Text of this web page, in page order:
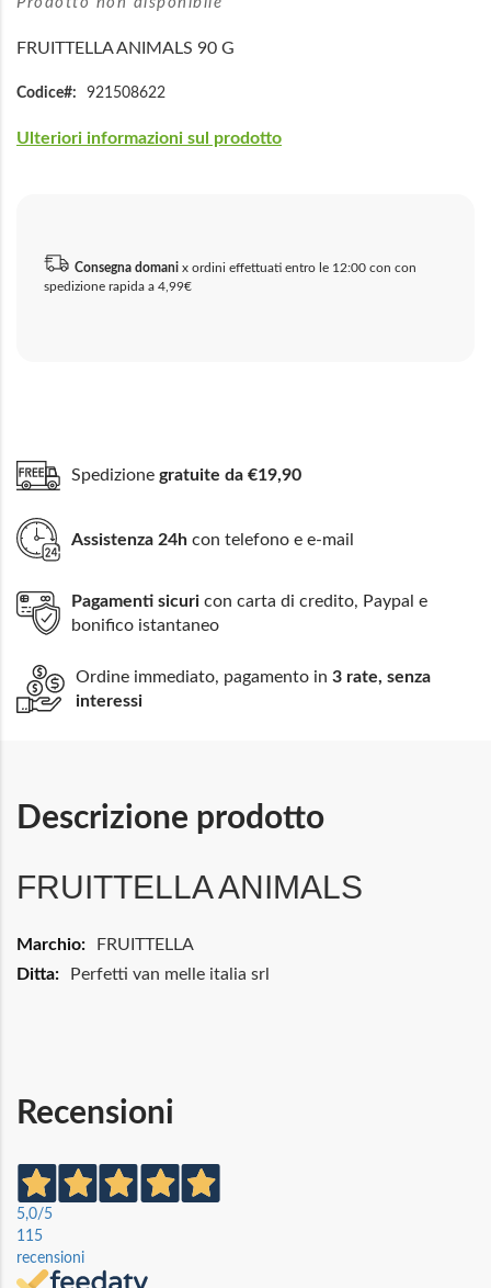
FRUITTELLA ANIMALS 90 G
Codice 921508622
Ulteriori informazioni sul prodotto
Consegna domani x ordini effettuati entro le 12:00 con con
spedizione rapida a 4,99€
Spedizione gratuite da €19,90
Assistenza 24h con telefono e e-mail
Pagamenti sicuri con carta di credito, Paypal e
bonifico istantaneo
Ordine immediato, pagamento in 3 rate, senza
interessi
Descrizione prodotto
FRUITTELLA ANIMALS
Maggiori
FRUITTELLA
Perfetti van melle italia srl
Recensioni
5,0/5
115
recensioni